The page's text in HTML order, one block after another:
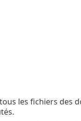
les fichiers des